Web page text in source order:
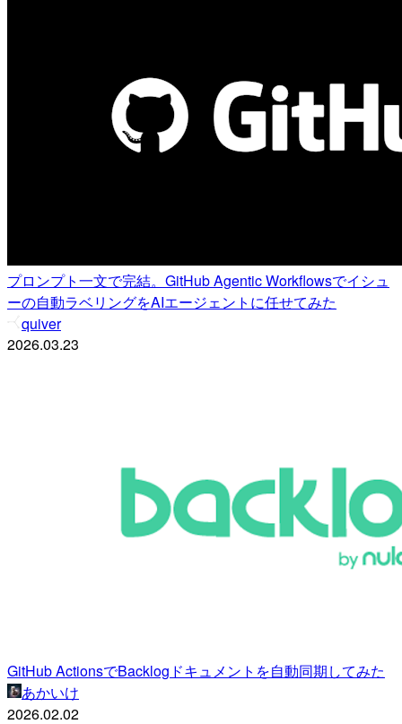
プロンプト一文で完結。GitHub Agentic Workflowsでイシュ
ーの自動ラベリングをAIエージェントに任せてみた
quiver
2026.03.23
GitHub ActionsでBacklogドキュメントを自動同期してみた
あかいけ
2026.02.02